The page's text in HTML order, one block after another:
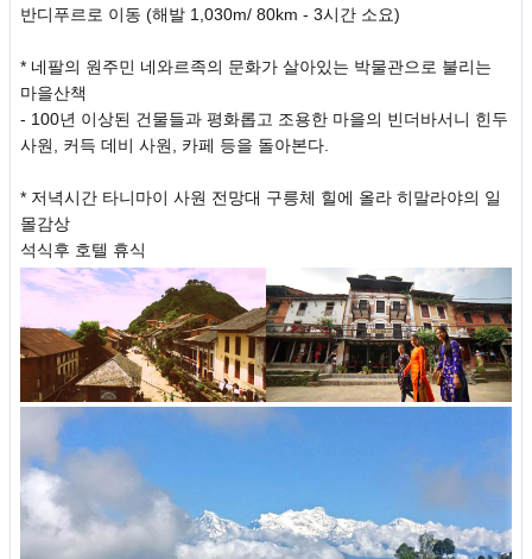
반디푸르로 이동 (해발 1,030m/ 80km - 3시간 소요)
* 네팔의 원주민 네와르족의 문화가 살아있는 박물관으로 불리는
마을산책
- 100년 이상된 건물들과 평화롭고 조용한 마을의 빈더바서니 힌두
사원, 커득 데비 사원, 카페 등을 돌아본다.
* 저녁시간 타니마이 사원 전망대 구릉체 힐에 올라 히말라야의 일
몰감상
석식후 호텔 휴식